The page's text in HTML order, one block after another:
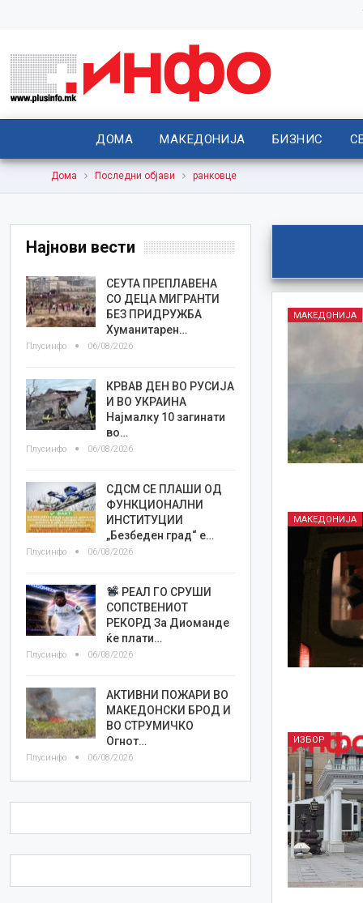
ДОМА МАКЕДОНИЈА БИЗНИС
Дома Последни објави ранковце
МАКЕДОНИЈА
МАКЕДОНИЈА
ИЗБОР
Најнови вести
СЕУТА ПРЕПЛАВЕНА
СО ДЕЦА МИГРАНТИ
БЕЗ ПРИДРУЖБА
Хуманитарен…
Плусинфо 06/08/2026
КРВАВ ДЕН ВО РУСИЈА
И ВО УКРАИНА
Најмалку 10 загинати
во…
Плусинфо 06/08/2026
СДСМ СЕ ПЛАШИ ОД
ФУНКЦИОНАЛНИ
ИНСТИТУЦИИ
„Безбеден град“ е…
Плусинфо 06/08/2026
РЕАЛ ГО СРУШИ
СОПСТВЕНИОТ
РЕКОРД За Диоманде
ќе плати…
Плусинфо 06/08/2026
АКТИВНИ ПОЖАРИ ВО
МАКЕДОНСКИ БРОД И
ВО СТРУМИЧКО
Огнот…
Плусинфо 06/08/2026